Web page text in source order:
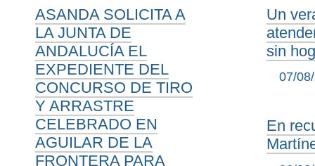
ASANDA SOLICITA A
LA JUNTA DE
ANDALUCÍA EL
EXPEDIENTE DEL
CONCURSO DE TIRO
Y ARRASTRE
CELEBRADO EN
AGUILAR DE LA
FRONTERA PARA
Un
sin
07/
En